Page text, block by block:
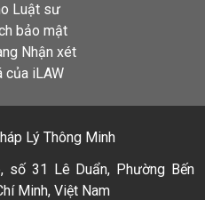
Luật sư
bảo mật
Nhận xét
của iLAW
Lý Thông Minh
số 31 Lê Duẩn, Phường Bến
Minh, Việt Nam